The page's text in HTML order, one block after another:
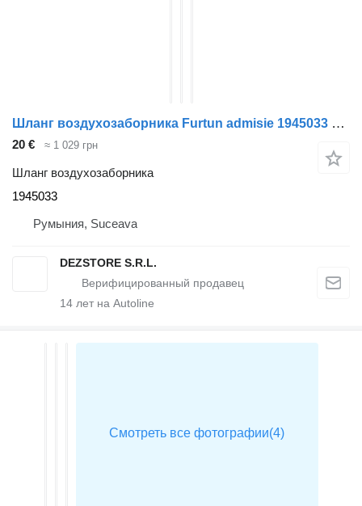
Шланг воздухозаборника Furtun admisie 1945033 для тягача DAF XF
20 € ≈ 1 029 грн
Шланг воздухозаборника
1945033
Румыния, Suceava
DEZSTORE S.R.L.
14 лет на Autoline